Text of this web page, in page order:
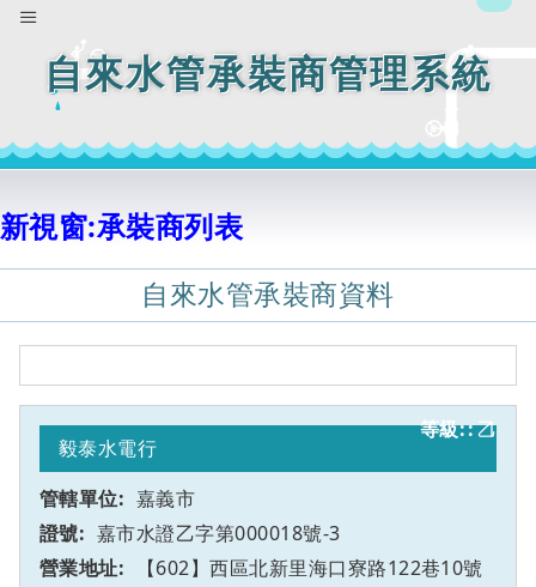
自來水管承裝商管理系統
新視窗:承裝商列表
自來水管承裝商資料
1
毅泰水電行
嘉義市
嘉市水證乙字第000018號-3
【602】西區北新里海口寮路122巷10號
乙